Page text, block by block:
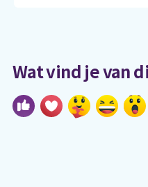
Wat vind je van